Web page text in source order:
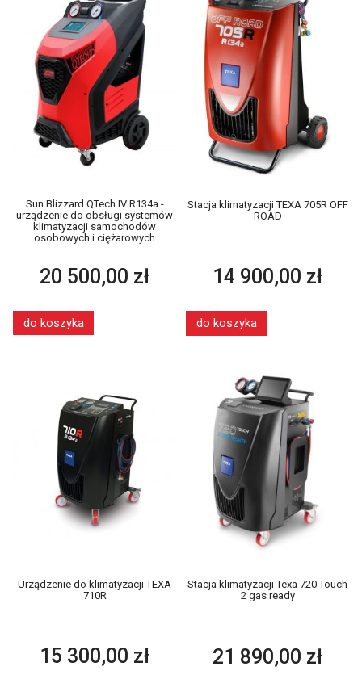
Sun Blizzard QTech IV R134a -
urządzenie do obsługi systemów
klimatyzacji samochodów
osobowych i ciężarowych
20 500,00 zł
do koszyka
Stacja klimatyzacji TEXA 705R OFF
ROAD
14 900,00 zł
do koszyka
Urządzenie do klimatyzacji TEXA
710R
15 300,00 zł
Stacja klimatyzacji Texa 720 Touch
2 gas ready
21 890,00 zł